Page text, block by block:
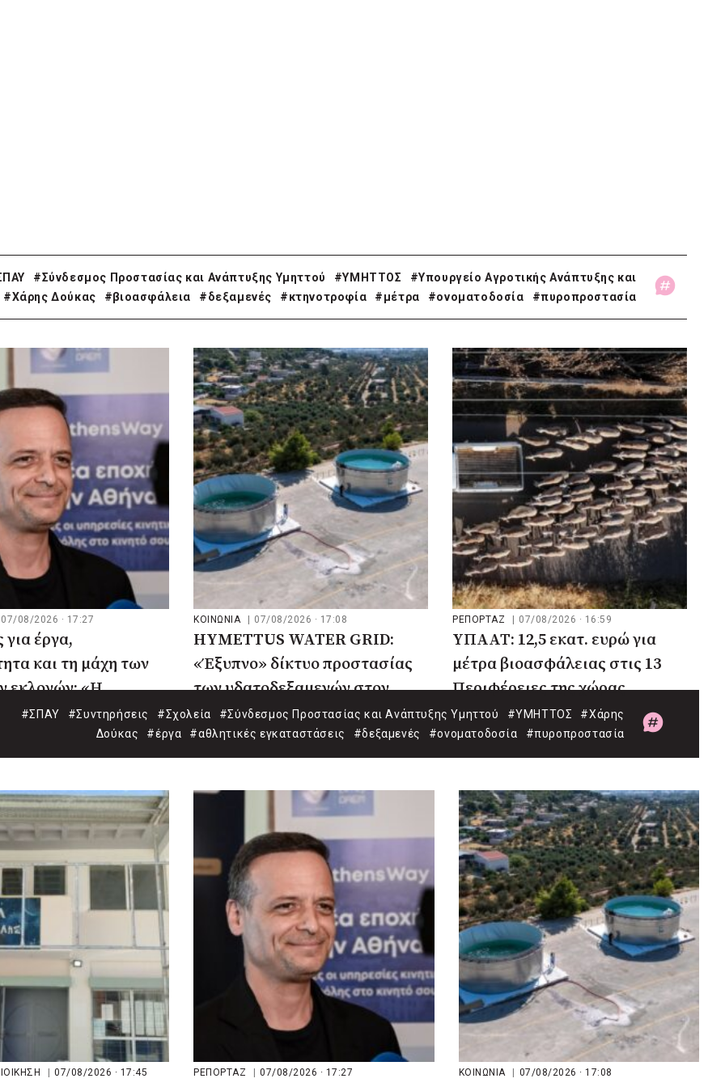
#Σύνδεσμος Προστασίας και Ανάπτυξης Υμηττού #ΥΜΗΤΤΟΣ
#Υπουργείο Αγροτικής Ανάπτυξης και
#Χάρης Δούκας #βιοασφάλεια #δεξαμενές #κτηνοτροφία #μέτρα #ονοματοδοσία #πυροπροστασία
07/08/2026 · 17:27
έργα,
και τη μάχη των
εκλογών: «Η
μου να κατέβει ο
ΚΟΙΝΩΝΙΑ 07/08/2026 · 17:08
HYMETTUS WATER GRID:
«Έξυπνο» δίκτυο προστασίας
των υδατοδεξαμενών στον
Υμηττό
ΡΕΠΟΡΤΑΖ 07/08/2026 · 16:59
ΥΠΑΑΤ: 12,5 εκατ. ευρώ για
μέτρα βιοασφάλειας στις 13
Περιφέρειες της χώρας
#ΣΠΑΥ #Συντηρήσεις #Σχολεία #Σύνδεσμος Προστασίας και Ανάπτυξης Υμηττού #ΥΜΗΤΤΟΣ
#Χάρης
Δούκας
#έργα #αθλητικές εγκαταστάσεις #δεξαμενές #ονοματοδοσία #πυροπροστασία
07/08/2026 · 17:45 ΡΕΠΟΡΤΑΖ 07/08/2026 · 17:27 ΚΟΙΝΩΝΙΑ 07/08/2026 · 17:08